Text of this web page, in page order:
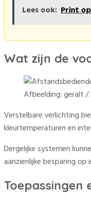
Lees ook: Print
Wat zijn de
Afbeelding: geralt /
Verstelbare verlichting
kleurtemperaturen en
Dergelijke systemen
aanzienlijke besparing